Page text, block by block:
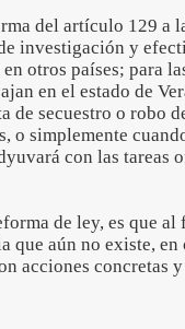
del artículo 129 a
investigación y
otros países; para
en el estado de
de secuestro o robo
o simplemente
con las tareas
de ley, es que
que aún no existe,
acciones concretas